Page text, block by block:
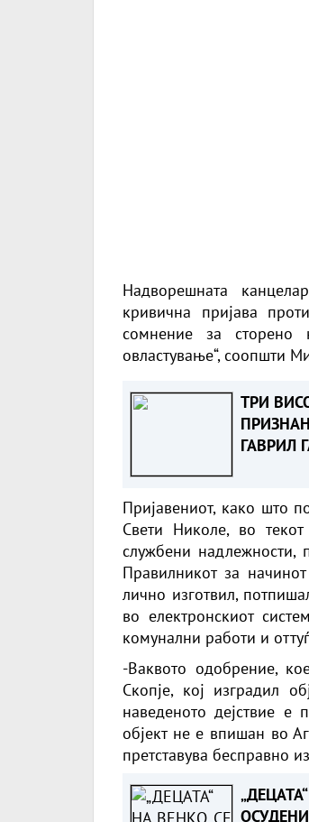
Надворешната
кривична пријава
сомнение за сторено
овластување“, соопшти
ТРИ
ГАВРИЛ
кон
Пријавениот, како што
Свети Николе, во
службени надлежности,
Правилникот за
лично изготвил,
во електронскиот
комунални работи и
-Ваквото одобрение,
Скопје, кој изградил
наведеното дејствие е
објект не е впишан во
претставува бесправно